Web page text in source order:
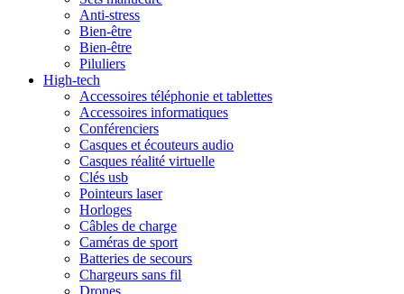
Anti-stress
Bien-être
Bien-être
Piluliers
High-tech
Accessoires téléphonie et tablettes
Accessoires informatiques
Conférenciers
Casques et écouteurs audio
Casques réalité virtuelle
Clés usb
Pointeurs laser
Horloges
Câbles de charge
Caméras de sport
Batteries de secours
Chargeurs sans fil